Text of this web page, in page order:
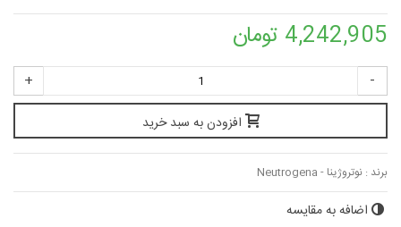
4,242,905 تومان
-
+
افزودن به سبد خرید
برند : نوتروژینا - Neutrogena
اضافه به مقایسه